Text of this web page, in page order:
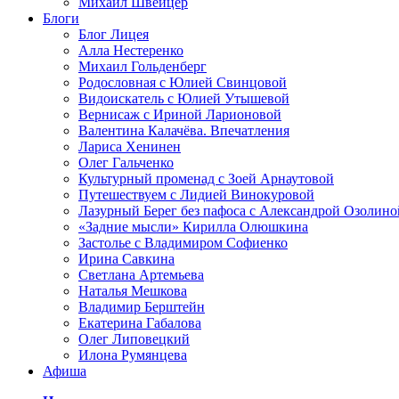
Блоги
Блог Лицея
Алла Нестеренко
Михаил Гольденберг
Родословная с Юлией Свинцовой
Видоискатель с Юлией Утышевой
Вернисаж с Ириной Ларионовой
Валентина Калачёва. Впечатления
Лариса Хенинен
Олег Гальченко
Культурный променад с Зоей Арнаутовой
Путешествуем с Лидией Винокуровой
Лазурный Берег без пафоса с Александрой
«Задние мысли» Кирилла Олюшкина
Застолье с Владимиром Софиенко
Ирина Савкина
Светлана Артемьева
Наталья Мешкова
Владимир Берштейн
Екатерина Габалова
Олег Липовецкий
Илона Румянцева
Афиша